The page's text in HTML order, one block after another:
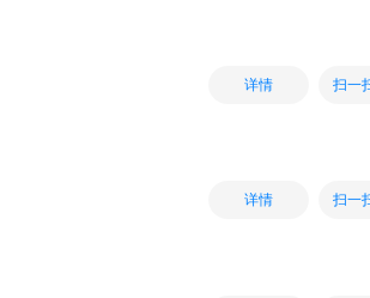
详情 扫一
详情 扫一